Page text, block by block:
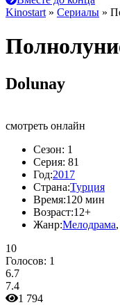
Kinostart » Сериалы »
Dolunay
смотреть онлайн
Сезон: 1
Серия: 81
Год:2017
Страна:Турция
Время:120 мин
Возраст:12+
Жанр:Мелодрама,
10
Голосов: 1
6.7
7.4
1 794